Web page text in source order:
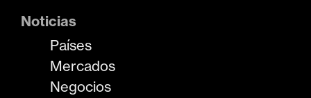
Noticias
Países
Mercados
Negocios